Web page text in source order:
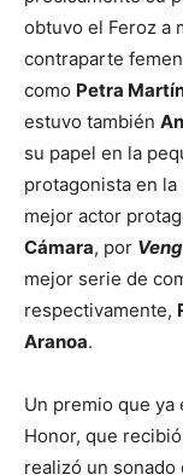
obtuvo el Feroz a
contraparte
como Petra
estuvo también
su papel en la
protagonista en la
mejor actor
Cámara, por
mejor serie de
respectivamente,
Aranoa.
Un premio que ya
Honor, que
realizó un